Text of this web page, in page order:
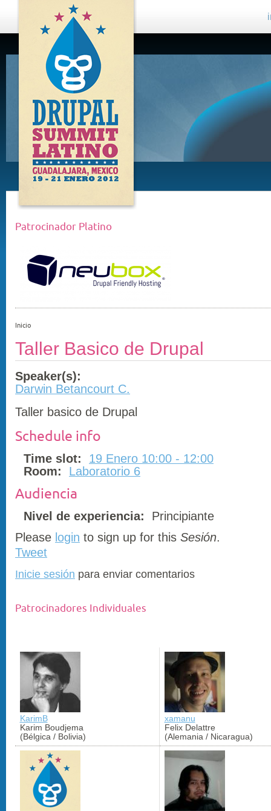
DRUPAL
SUMMIT
LATINO,
GUADALAJARA
2012
Patrocinador Platino
Inicio
Taller Basico de Drupal
Speaker(s):
Darwin Betancourt C.
Taller basico de Drupal
Schedule info
Time slot:
19 Enero 10:00 - 12:00
Room:
Laboratorio 6
Audiencia
Nivel de experiencia:
Principiante
Please login to sign up for this Sesión.
Tweet
Inicie sesión para enviar comentarios
Patrocinadores Individuales
KarimB
Karim Boudjema
(Bélgica / Bolivia)
xamanu
Felix Delattre
(Alemania / Nicaragua)